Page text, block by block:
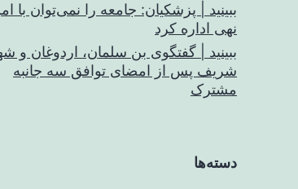
ببینید | پزشکیان: جامعه را نمی‌توان با
نهی اداره کرد
ببینید | گفتگوی بن سلمان، اردوغان و
شریف پس از امضای توافق سه جانبه
مشترک
دسته‌ها